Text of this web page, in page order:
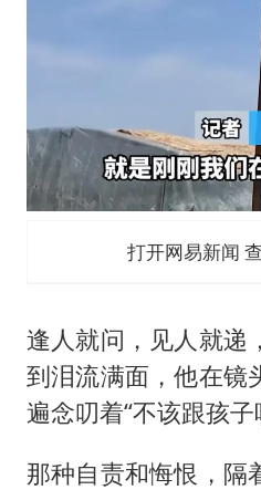
打开网易新闻
逢人就问，见人就递
到泪流满面，他在镜
遍念叨着“不该跟孩子
那种自责和悔恨，隔